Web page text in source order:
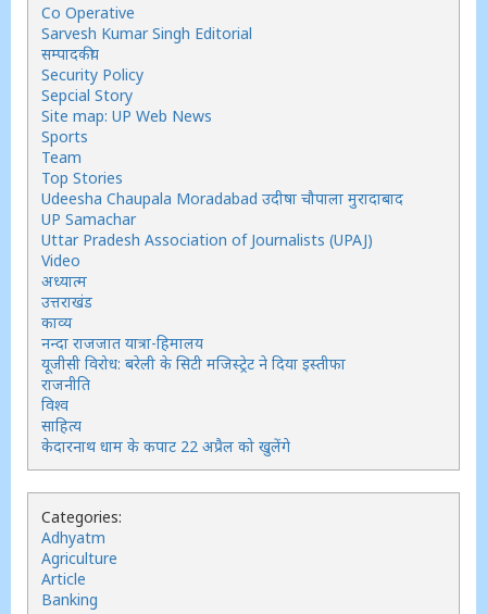
Co Operative
Sarvesh Kumar Singh Editorial
सम्पादकीय
Security Policy
Sepcial Story
Site map: UP Web News
Sports
Team
Top Stories
Udeesha Chaupala Moradabad उदीषा चौपाला मुरादाबाद
UP Samachar
Uttar Pradesh Association of Journalists (UPAJ)
Video
अध्यात्म
उत्तराखंड
काव्य
नन्दा राजजात यात्रा-हिमालय
यूजीसी विरोध: बरेली के सिटी मजिस्ट्रेट ने दिया इस्तीफा
राजनीति
विश्व
साहित्य
केदारनाथ धाम के कपाट 22 अप्रैल को खुलेंगे
Categories:
Adhyatm
Agriculture
Article
Banking